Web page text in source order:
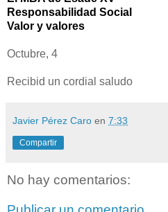
Responsabilidad Social
Valor y valores
Octubre, 4
Recibid un cordial saludo
Javier Pérez Caro en 7:33
Compartir
No hay comentarios: